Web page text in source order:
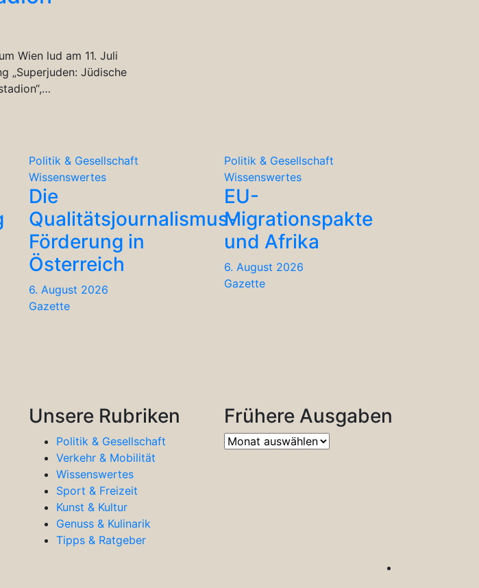
Wien lud am 11. Juli
„Superjuden: Jüdische
Politik & Gesellschaft
Wissenswertes
Die
Qualitätsjournalismus-
Förderung in
Österreich
6. August 2026
Gazette
Politik & Gesellschaft
Wissenswertes
EU-
Migrationspakte
und Afrika
6. August 2026
Gazette
Unsere Rubriken
Politik & Gesellschaft
Verkehr & Mobilität
Wissenswertes
Sport & Freizeit
Kunst & Kultur
Genuss & Kulinarik
Tipps & Ratgeber
Frühere Ausgaben
Frühere